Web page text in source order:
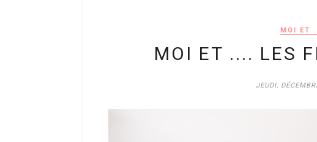
MOI ET
MOI ET .... LES
JEUDI,